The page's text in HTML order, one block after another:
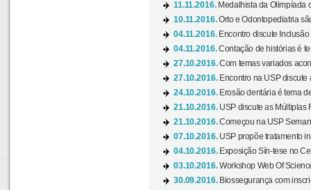
11.11.2016. Medalhista da Olimpíada
10.11.2016.Orto e Odontopediatria
04.11.2016. Encontro discute
04.11.2016.Contação de histórias é
27.10.2016.Com temas variados
27.10.2016. Encontro na USP discute
24.10.2016. Erosão dentária é tema
21.10.2016. USP discute as Múltiplas
21.10.2016.Começou na USP
07.10.2016. USP propõe tratamento
04.10.2016. Exposição Sín-tese no
03.10.2016.Workshop Web Of
30.09.2016. Biossegurança com